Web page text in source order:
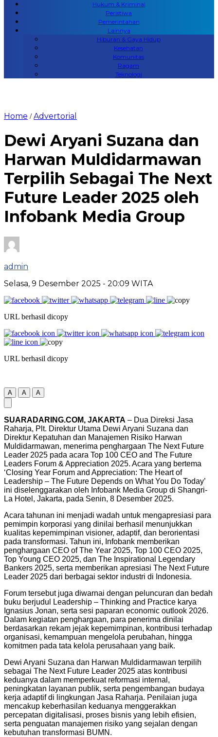
Hukum & Kriminal
Peristiwa
Pemerintahan
Lainnya
Hiburan & Gaya Hidup
Kesehatan
Komunitas
Ragam
Teknologi
Home /Advertorial
Dewi Aryani Suzana dan
Harwan Muldidarmawan
Terpilih Sebagai The Next
Future Leader 2025 oleh
Infobank Media Group
admin
Selasa, 9 Desember 2025 - 20:09 WITA
URL berhasil dicopy
URL berhasil dicopy
A A A
SUARADARING.COM, JAKARTA – Dua Direksi Jasa
Raharja, Plt. Direktur Utama Dewi Aryani Suzana dan
Direktur Kepatuhan dan Manajemen Risiko Harwan
Muldidarmawan, menerima penghargaan The Next Future
Leader 2025 pada acara Top 100 CEO and The Future
Leaders Forum & Appreciation 2025. Acara yang bertema
‘Closing Year Forum and Appreciation: The Heart of
Leadership – The Future Depends on What You Do Today’
ini diselenggarakan oleh Infobank Media Group di Shangri-
La Hotel, Jakarta, pada Senin, 8 Desember 2025.
Acara tahunan ini menjadi wadah untuk mengapresiasi para
pemimpin korporasi yang dinilai berhasil menunjukkan
kualitas kepemimpinan visioner, adaptif, dan berorientasi
pada transformasi. Tahun ini, Infobank memberikan
penghargaan CEO of The Year 2025, Top 100 CEO 2025,
Top Young CEO 2025, dan The Inspirational Legendary
Bankers 2025, serta memberikan apresiasi The Next Future
Leader 2025 dari berbagai sektor industri di Indonesia.
Forum tersebut juga diwarnai dengan peluncuran dan bedah
buku berjudul Leadership – Thinking and Practice karya
Ignasius Jonan, serta sesi paparan economic outlook 2026.
Dalam kegiatan penghargaan, para penerima dinilai
berdasarkan rekam jejak kepemimpinan, kontribusi terhadap
organisasi, kemampuan mengelola perubahan, hingga
komitmen pada tata kelola perusahaan yang baik.
Dewi Aryani Suzana dan Harwan Muldidarmawan terpilih
sebagai The Next Future Leader 2025 atas kontribusi
keduanya dalam memperkuat reformasi internal,
peningkatan layanan publik, serta pengembangan budaya
kerja adaptif di lingkungan Jasa Raharja. Penilaian juga
mencakup keberhasilan keduanya menggerakkan
percepatan digitalisasi, proses bisnis yang lebih efisien,
serta penguatan manajemen risiko yang sejalan dengan
kebutuhan transformasi BUMN.